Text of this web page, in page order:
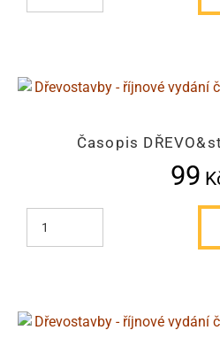
Časopis
99